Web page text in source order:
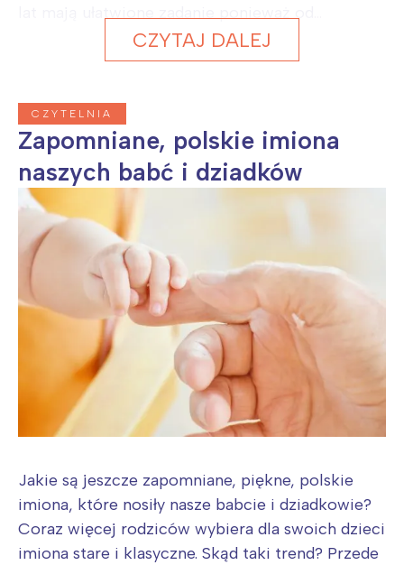
CZYTAJ DALEJ
CZYTELNIA
Zapomniane, polskie imiona
naszych babć i dziadków
Jakie są jeszcze zapomniane, piękne, polskie
imiona, które nosiły nasze babcie i dziadkowie?
Coraz więcej rodziców wybiera dla swoich dzieci
imiona stare i klasyczne. Skąd taki trend? Przede